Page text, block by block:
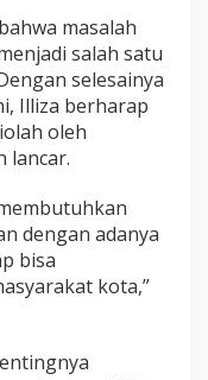
masalah
salah satu
selesainya
Illiza berharap
oleh
lancar.
dengan adanya
bisa
kota,”